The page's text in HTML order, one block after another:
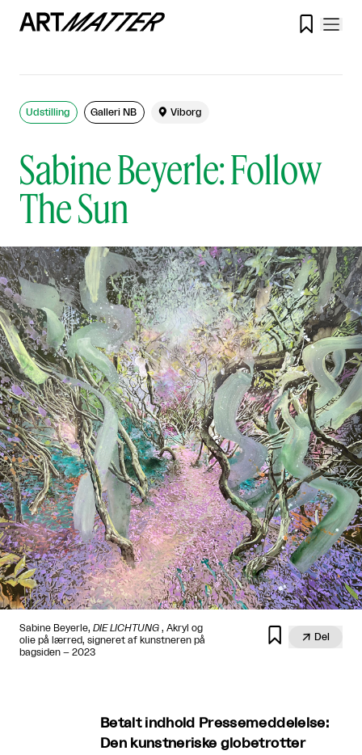

Sabine Beyerle: Follow
The Sun
Udstilling Galleri NB  Viborg
Sabine Beyerle, DIE LICHTUNG , Akryl og
olie på lærred, signeret af kunstneren på
bagsiden – 2023
  Del
Betalt indhold Pressemeddelelse:
Den kunstneriske globetrotter